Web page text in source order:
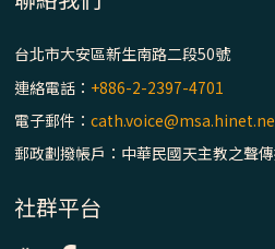
台北市大安區新生南路二段50號
連絡電話： +886-2-2397-4701
電子郵件：
郵政劃撥帳戶：中華民國天主教之聲
社群平台